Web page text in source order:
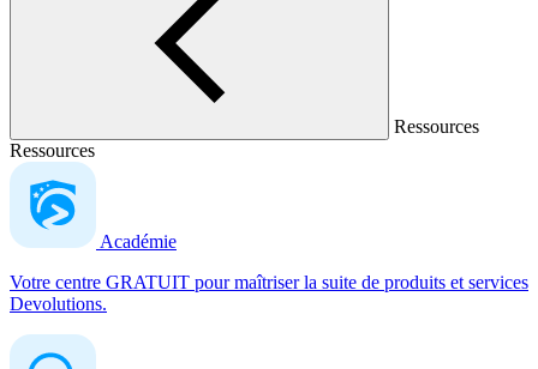
Ressources
Ressources
Académie
Votre centre GRATUIT pour maîtriser la suite de produits et services
Devolutions.